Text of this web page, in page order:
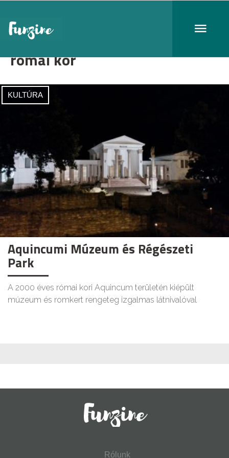
római kor
KULTÚRA
Aquincumi Múzeum és Régészeti
Park
A 2000 éves római kori Aquincum területén kiépült
múzeum és romkert rengeteg izgalmas látnivalóval
Rólunk